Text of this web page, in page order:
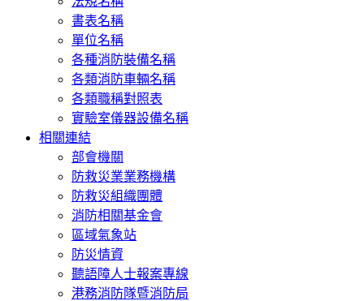
書表名稱
單位名稱
各種消防裝備名稱
各類消防車輛名稱
各類職稱對照表
實驗室儀器設備名稱
相關連結
部會機關
防救災業業務機構
防救災組織團體
消防相關基金會
區域氣象站
防災情資
聽語障人士報案專線
港務消防隊暨消防局